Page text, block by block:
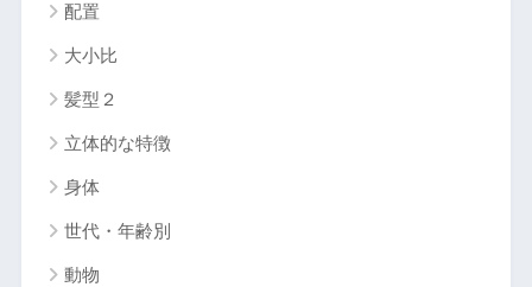
配置
大小比
髪型２
立体的な特徴
身体
世代・年齢別
動物